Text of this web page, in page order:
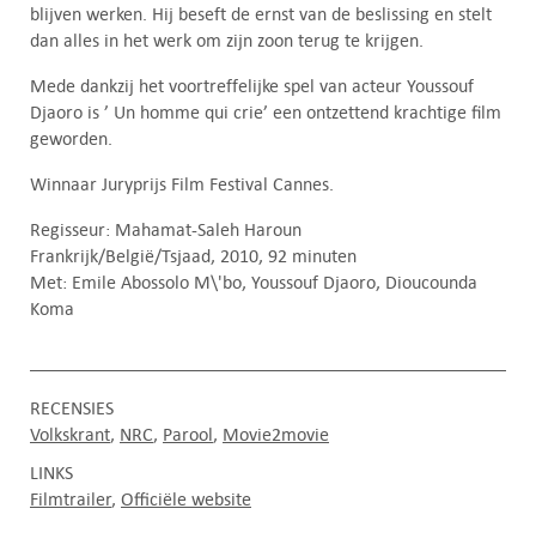
blijven werken. Hij beseft de ernst van de beslissing en stelt
dan alles in het werk om zijn zoon terug te krijgen.
Mede dankzij het voortreffelijke spel van acteur Youssouf
Djaoro is ’ Un homme qui crie’ een ontzettend krachtige film
geworden.
Winnaar Juryprijs Film Festival Cannes.
Regisseur: Mahamat-Saleh Haroun
Frankrijk/België/Tsjaad, 2010, 92 minuten
Met: Emile Abossolo M\'bo, Youssouf Djaoro, Dioucounda
Koma
RECENSIES
Volkskrant NRC Parool Movie2movie
LINKS
Filmtrailer Officiële website